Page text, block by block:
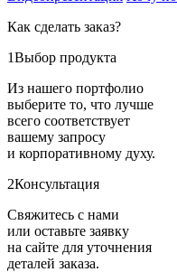
Как сделать заказ?
1Выбор продукта
Из нашего портфолио
выберите то, что лучше
всего соответствует
вашему запросу
и корпоративному духу.
2Консультация
Свяжитесь с нами
или оставьте заявку
на сайте для уточнения
деталей заказа.